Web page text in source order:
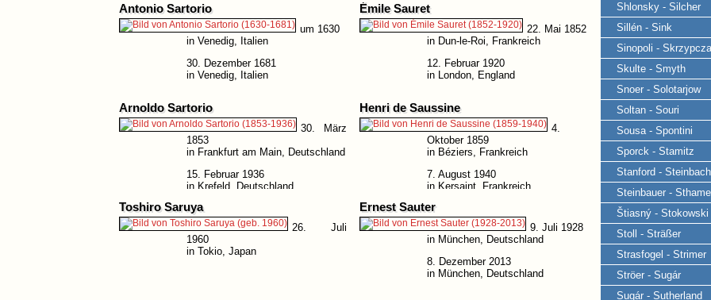
Antonio Sartorio
um 1630
in Venedig, Italien
30. Dezember 1681
in Venedig, Italien
Arnoldo Sartorio
30. März
1853
in Frankfurt am Main, Deutschland
15. Februar 1936
in Krefeld, Deutschland
Toshiro Saruya
26. Juli
1960
in Tokio, Japan
Émile Sauret
22. Mai 1852
in Dun-le-Roi, Frankreich
12. Februar 1920
in London, England
Henri de Saussine
4.
Oktober 1859
in Béziers, Frankreich
7. August 1940
in Kersaint, Frankreich
Ernest Sauter
9. Juli 1928
in München, Deutschland
8. Dezember 2013
in München, Deutschland
Shlonsky - Silcher
Sillén - Sink
Sinopoli -
Skulte - Smyth
Snoer - Solotarjow
Soltan - Souri
Sousa - Spontini
Sporck - Stamitz
Stanford - Steinbach
Steinbauer -
Štiasný - Stokowski
Stoll - Sträßer
Strasfogel - Strimer
Ströer - Sugár
Sugár - Sutherland